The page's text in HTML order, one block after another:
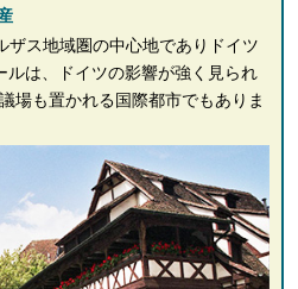
ザス地域圏の中心地でありドイツ
は、ドイツの影響が強く見られ
場も置かれる国際都市でもありま